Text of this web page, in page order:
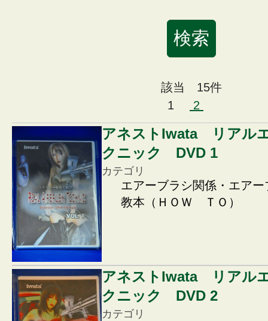
該当 15件
1
2
アネストIwata リアル
クニック DVD 1
カテゴリ
エアーブラシ関係・エア
教本（ＨＯＷ ＴＯ）
アネストIwata リアル
クニック DVD 2
カテゴリ